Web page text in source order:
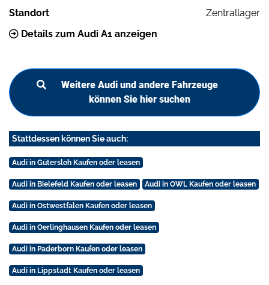
Standort
Zentrallager
Details zum Audi A1 anzeigen
Weitere Audi und andere Fahrzeuge
können Sie hier suchen
Stattdessen können Sie auch:
Audi in Gütersloh Kaufen oder leasen
Audi in Bielefeld Kaufen oder leasen Audi in OWL Kaufen oder leasen
Audi in Ostwestfalen Kaufen oder leasen
Audi in Oerlinghausen Kaufen oder leasen
Audi in Paderborn Kaufen oder leasen
Audi in Lippstadt Kaufen oder leasen